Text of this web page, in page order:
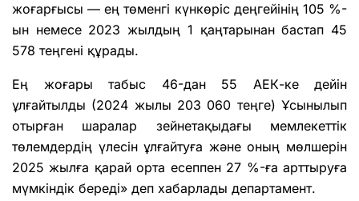
жоғарғысы — ең төменгі күнкөріс деңгейінің 105 %-
ын немесе 2023 жылдың 1 қаңтарынан бастап 45
578 теңгені құрады.
Ең жоғары табыс 46-дан 55 АЕК-ке дейін
ұлғайтылды (2024 жылы 203 060 теңге) Ұсынылып
отырған шаралар зейнетақыдағы мемлекеттік
төлемдердің үлесін ұлғайтуға және оның мөлшерін
2025 жылға қарай орта есеппен 27 %-ға арттыруға
мүмкіндік береді» деп хабарлады департамент.